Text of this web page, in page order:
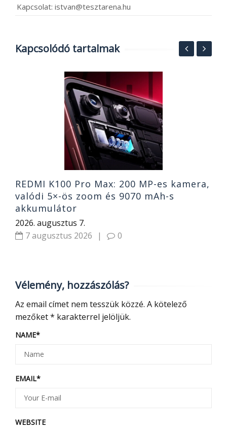
Kapcsolat: istvan@tesztarena.hu
Kapcsolódó tartalmak
REDMI K100 Pro Max: 200 MP-es kamera,
valódi 5×-ös zoom és 9070 mAh-s
akkumulátor
2026. augusztus 7.
7 augusztus 2026
| 0
Vélemény, hozzászólás?
Az email címet nem tesszük közzé. A kötelező
mezőket* karakterrel jelöljük.
NAME*
EMAIL*
WEBSITE